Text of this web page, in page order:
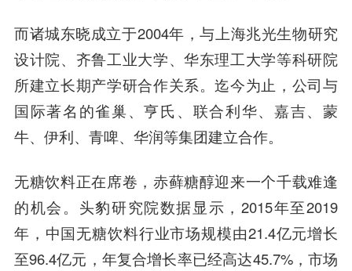
而诸城东晓成立于2004年，与上海兆光生物研究
设计院、齐鲁工业大学、华东理工大学等科研院
所建立长期产学研合作关系。迄今为止，公司与
国际著名的雀巢、亨氏、 联合利华、嘉吉、蒙
牛、伊利、青啤、华润等集团建立合作。
无糖饮料正在席卷，赤藓糖醇迎来一个千载难逢
的机会。头豹研究院数据显示，2015年至2019
年，中国无糖饮料行业市场规模由21.4亿元增长
至96.4亿元，年复合增长率已经高达45.7%，市场